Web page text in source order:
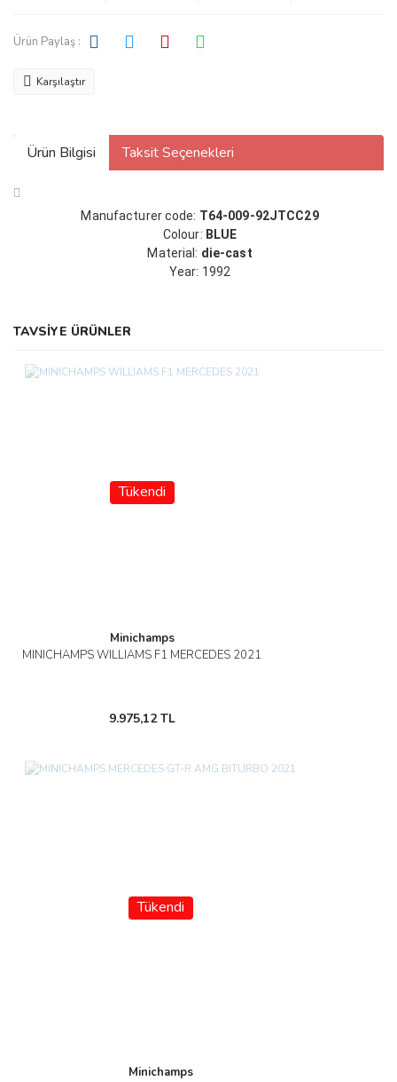
Ürün Paylaş :
Karşılaştır
Ürün Bilgisi Taksit Seçenekleri
Manufacturer code: T64-009-92JTCC29
Colour: BLUE
Material: die-cast
Year: 1992
TAVSİYE ÜRÜNLER
Tükendi
Minichamps
MINICHAMPS WILLIAMS F1 MERCEDES 2021
9.975,12 TL
Tükendi
Minichamps